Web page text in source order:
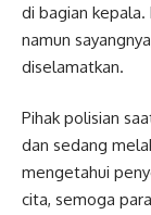
di bagian
namun
diselamatkan.
Pihak polisian
dan sedang
mengetahui
cita, semoga